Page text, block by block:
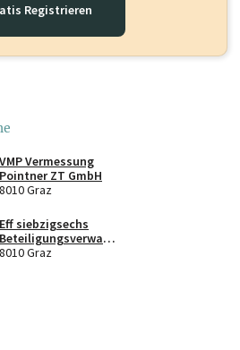
Registrieren
VMP Vermessung
Pointner ZT GmbH
8010 Graz
Eff siebzigsechs
Beteiligungsverwalt
ung GmbH
8010 Graz